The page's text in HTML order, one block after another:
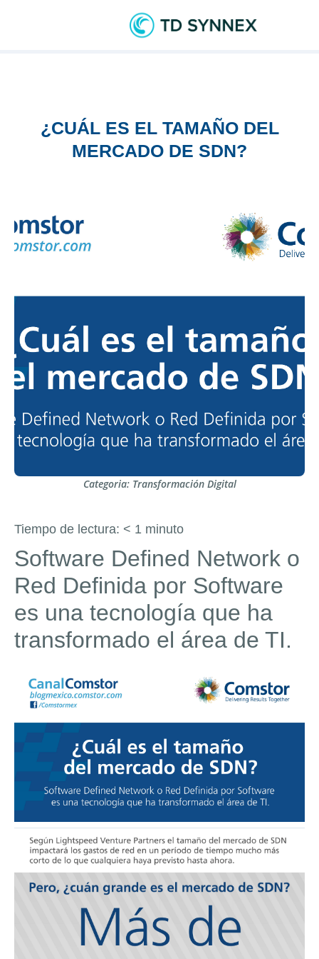
¿CUÁL ES EL TAMAÑO DEL
MERCADO DE SDN?
Categoria: Transformación Digital
Tiempo de lectura: < 1 minuto
Software Defined Network o
Red Definida por Software
es una tecnología que ha
transformado el área de TI.